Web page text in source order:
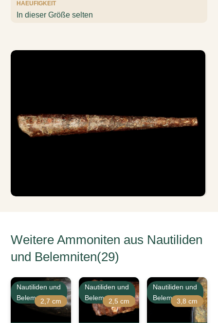
HAEUFIGKEIT
In dieser Größe selten
Weitere Ammoniten aus Nautiliden
und Belemniten(29)
Nautiliden und
Belemniten2,7 cm
Nautiliden und
Belemniten2,5 cm
Nautiliden und
Belemniten3,8 cm